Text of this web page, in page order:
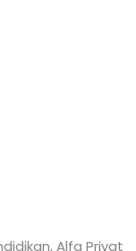
Alfa Privat